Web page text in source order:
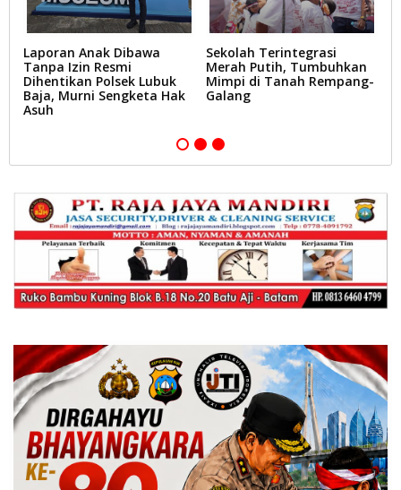
Laporan Anak Dibawa
Tanpa Izin Resmi
Dihentikan Polsek Lubuk
Baja, Murni Sengketa Hak
Asuh
Sekolah Terintegrasi
Merah Putih, Tumbuhkan
Mimpi di Tanah Rempang-
Galang